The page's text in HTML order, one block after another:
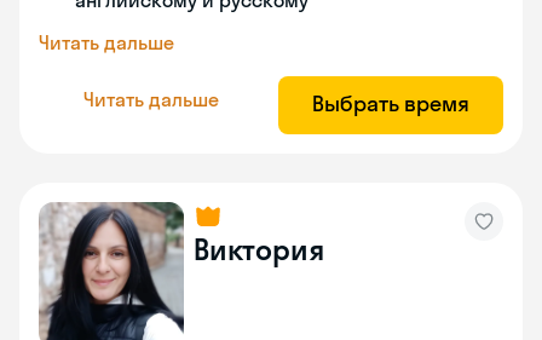
Читать дальше
Читать дальше Выбрать время
Виктория